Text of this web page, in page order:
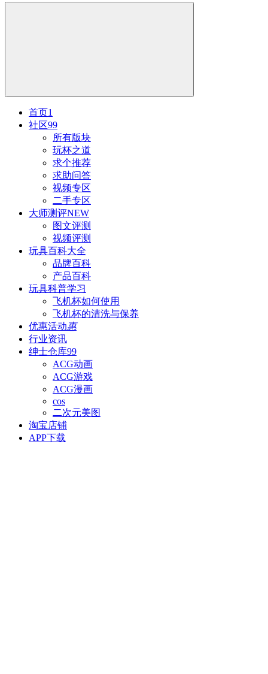
首页1
社区99
所有版块
玩杯之道
求个推荐
求助问答
视频专区
二手专区
大师测评NEW
图文评测
视频评测
玩具百科大全
品牌百科
产品百科
玩具科普学习
飞机杯如何使用
飞机杯的清洗与保养
优惠活动惠
行业资讯
绅士仓库99
ACG动画
ACG游戏
ACG漫画
cos
二次元美图
淘宝店铺
APP下载